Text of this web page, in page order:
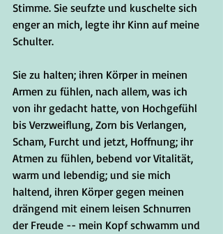
Stimme. Sie seufzte und kuschelte sich
enger an mich, legte ihr Kinn auf meine
Schulter.
Sie zu halten; ihren Körper in meinen
Armen zu fühlen, nach allem, was ich
von ihr gedacht hatte, von Hochgefühl
bis Verzweiflung, Zorn bis Verlangen,
Scham, Furcht und jetzt, Hoffnung; ihr
Atmen zu fühlen, bebend vor Vitalität,
warm und lebendig; und sie mich
haltend, ihren Körper gegen meinen
drängend mit einem leisen Schnurren
der Freude -- mein Kopf schwamm und